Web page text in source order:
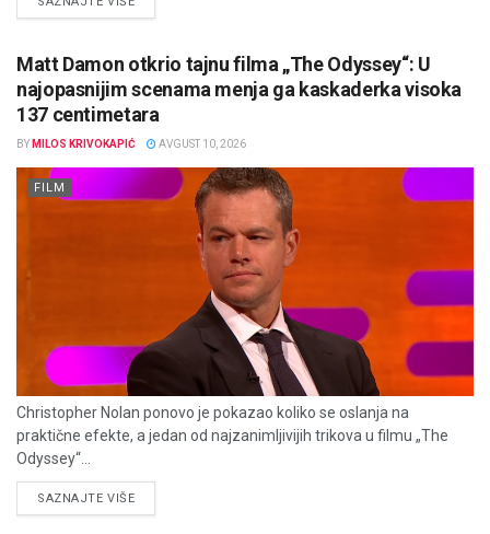
Matt Damon otkrio tajnu filma „The Odyssey“: U
najopasnijim scenama menja ga kaskaderka visoka
137 centimetara
BY MILOS KRIVOKAPIĆ AVGUST 10, 2026
FILM
Christopher Nolan ponovo je pokazao koliko se oslanja na
praktične efekte, a jedan od najzanimljivijih trikova u filmu „The
Odyssey“...
SAZNAJTE VIŠEDETAILS